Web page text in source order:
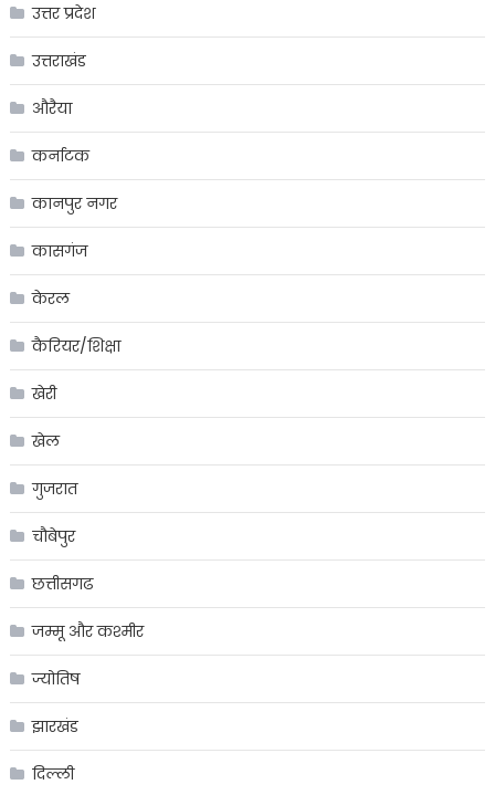
उत्तर प्रदेश
उत्तराखंड
औरैया
कर्नाटक
कानपुर नगर
कासगंज
केरल
कैरियर/शिक्षा
खेरी
खेल
गुजरात
चौबेपुर
छत्तीसगढ
जम्मू और कश्मीर
ज्योतिष
झारखंड
दिल्ली